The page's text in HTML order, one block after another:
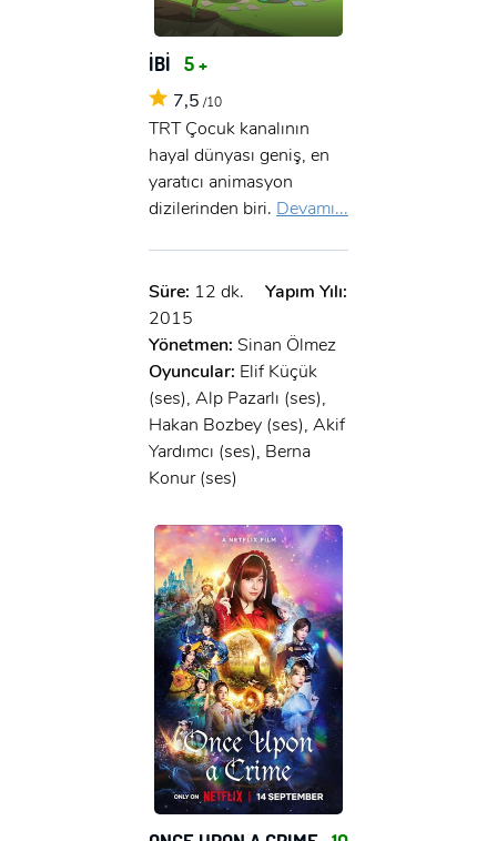
İBİ 5 +
7,5 /10
TRT Çocuk kanalının
hayal dünyası geniş, en
yaratıcı animasyon
dizilerinden biri. Devamı...
Süre: 12 dk.
Yapım Yılı:
2015
Yönetmen: Sinan Ölmez
Oyuncular: Elif Küçük
(ses), Alp Pazarlı (ses),
Hakan Bozbey (ses), Akif
Yardımcı (ses), Berna
Konur (ses)